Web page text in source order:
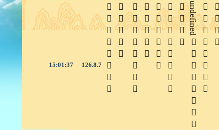
15:01:38 126.8.7

 
undefined




